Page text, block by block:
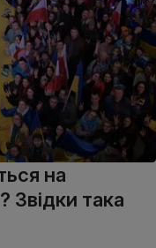
на
Звідки така